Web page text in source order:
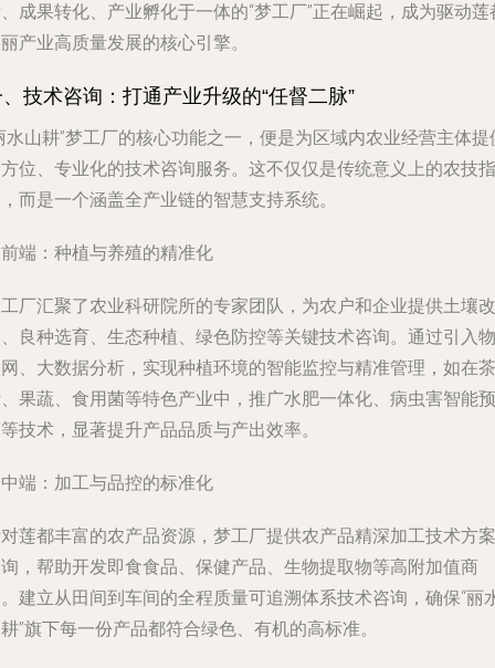
成果转化、产业孵化于一体的“梦工厂”正在崛起，成为驱动莲
产业高质量发展的核心引擎。
技术咨询：打通产业升级的“任督二脉”
水山耕”梦工厂的核心功能之一，便是为区域内农业经营主体提
位、专业化的技术咨询服务。这不仅仅是传统意义上的农技指
而是一个涵盖全产业链的智慧支持系统。
端：种植与养殖的精准化
厂汇聚了农业科研院所的专家团队，为农户和企业提供土壤改
良种选育、生态种植、绿色防控等关键技术咨询。通过引入物
、大数据分析，实现种植环境的智能监控与精准管理，如在茶
果蔬、食用菌等特色产业中，推广水肥一体化、病虫害智能预
技术，显著提升产品品质与产出效率。
端：加工与品控的标准化
莲都丰富的农产品资源，梦工厂提供农产品精深加工技术方案
，帮助开发即食食品、保健产品、生物提取物等高附加值商
建立从田间到车间的全程质量可追溯体系技术咨询，确保“丽
”旗下每一份产品都符合绿色、有机的高标准。